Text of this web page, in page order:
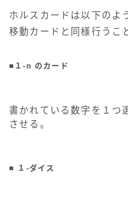
ホルスカードは以下のよ
移動カードと同様行うこ
■１-n のカード
書かれている数字を１つ
させる。
■ １-ダイス